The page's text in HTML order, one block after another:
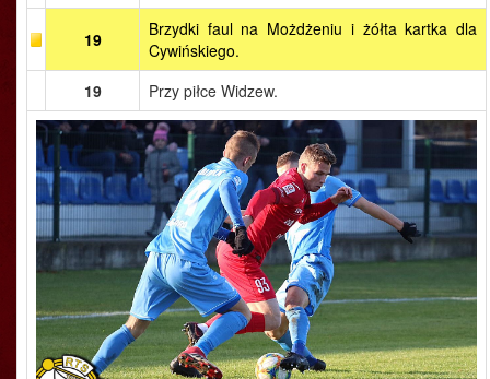
19
Brzydki faul na Możdżeniu i żółta kartka dla
Cywińskiego.
19
Przy piłce Widzew.